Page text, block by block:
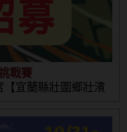
戰賽
宜蘭縣壯圍鄉壯濱